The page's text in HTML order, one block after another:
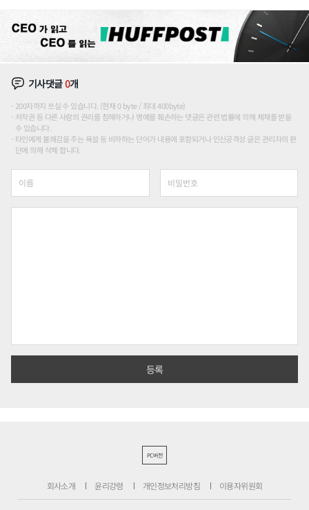
기사댓글0개
200자까지 쓰실 수 있습니다. (현재 0 byte / 최대 400byte)
저작권 등 다른 사람의 권리를 침해하거나 명예를 훼손하는 댓글은 관련 법률에 의해 제재를 받을
수 있습니다.
타인에게 불쾌감을 주는 욕설 등 비하하는 단어가 내용에 포함되거나 인신공격성 글은 관리자의 판
단에 의해 삭제 합니다.
PC버전
회사소개 윤리강령 개인정보처리방침 이용자위원회